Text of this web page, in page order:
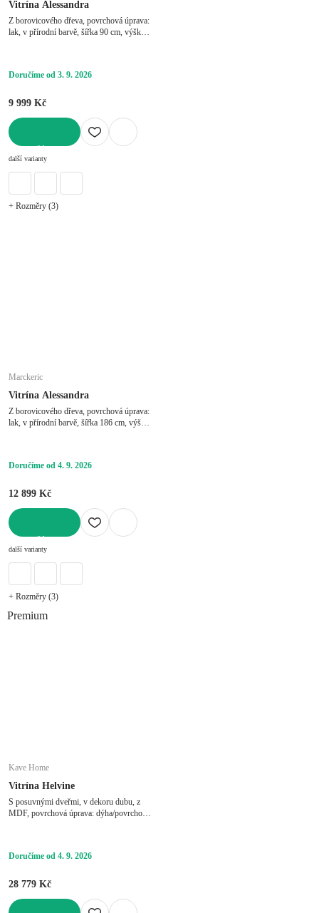
Vitrína Alessandra
Z borovicového dřeva, povrchová úprava:
lak, v přírodní barvě, šířka 90 cm, výška
Doručíme od 3. 9. 2026
9 999 Kč
další varianty
+ Rozměry (3)
Marckeric
Vitrína Alessandra
Z borovicového dřeva, povrchová úprava:
lak, v přírodní barvě, šířka 186 cm, výška
Doručíme od 4. 9. 2026
12 899 Kč
další varianty
+ Rozměry (3)
Premium
Kave Home
Vitrína Helvine
S posuvnými dveřmi, v dekoru dubu, z
MDF, povrchová úprava: dýha/povrchová
Doručíme od 4. 9. 2026
28 779 Kč